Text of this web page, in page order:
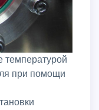
температурой
при помощи